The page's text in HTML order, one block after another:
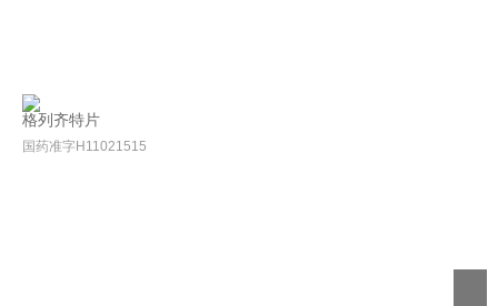
格列齐特片
国药准字H11021515